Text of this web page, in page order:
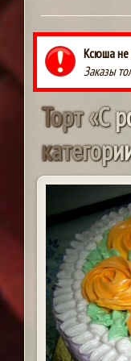
Ксюша не
Заказы
Торт«Ср
категори